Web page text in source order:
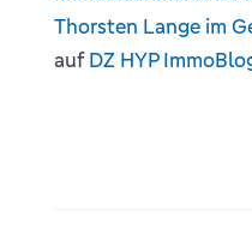
Thorsten Lange im
aufDZ HYP